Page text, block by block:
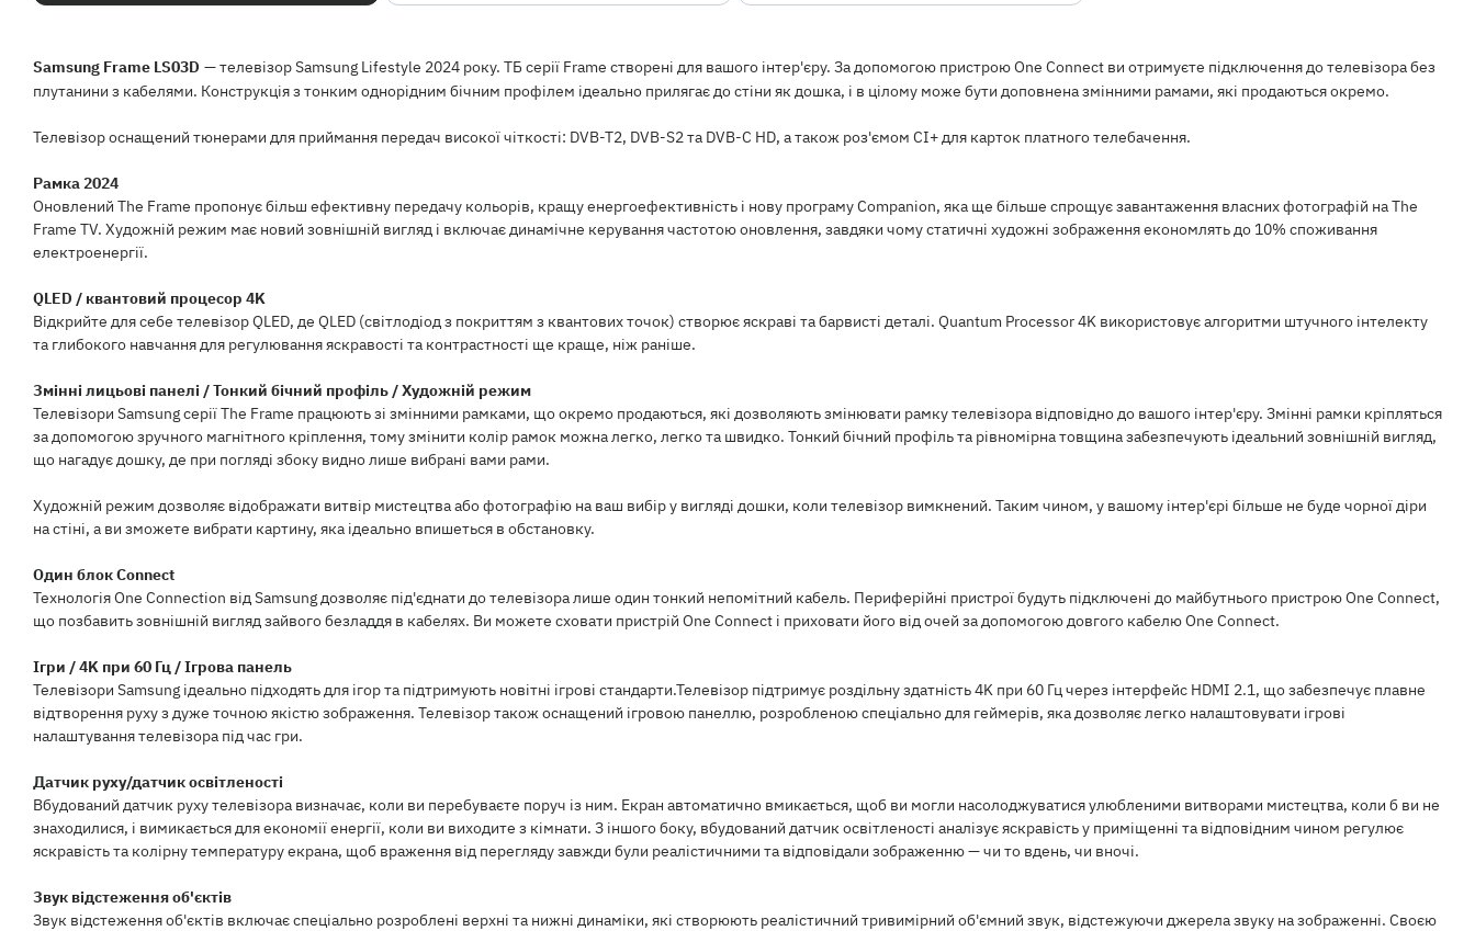
Samsung Frame LS03D — телевізор Samsung Lifestyle 2024 року. ТБ серії Frame створені для вашого інтер'єру. За допомогою пристрою One Connect ви отримуєте підключення до телевізора без
плутанини з кабелями. Конструкція з тонким однорідним бічним профілем ідеально прилягає до стіни як дошка, і в цілому може бути доповнена змінними рамами, які продаються окремо.
Телевізор оснащений тюнерами для приймання передач високої чіткості: DVB-T2, DVB-S2 та DVB-C HD, а також роз'ємом CI+ для карток платного телебачення.
Рамка 2024
Оновлений The Frame пропонує більш ефективну передачу кольорів, кращу енергоефективність і нову програму Companion, яка ще більше спрощує завантаження власних фотографій на The
Frame TV. Художній режим має новий зовнішній вигляд і включає динамічне керування частотою оновлення, завдяки чому статичні художні зображення економлять до 10% споживання
електроенергії.
QLED / квантовий процесор 4K
Відкрийте для себе телевізор QLED, де QLED (світлодіод з покриттям з квантових точок) створює яскраві та барвисті деталі. Quantum Processor 4K використовує алгоритми штучного інтелекту
та глибокого навчання для регулювання яскравості та контрастності ще краще, ніж раніше.
Змінні лицьові панелі / Тонкий бічний профіль / Художній режим
Телевізори Samsung серії The Frame працюють зі змінними рамками, що окремо продаються, які дозволяють змінювати рамку телевізора відповідно до вашого інтер'єру. Змінні рамки кріпляться
за допомогою зручного магнітного кріплення, тому змінити колір рамок можна легко, легко та швидко. Тонкий бічний профіль та рівномірна товщина забезпечують ідеальний зовнішній вигляд,
що нагадує дошку, де при погляді збоку видно лише вибрані вами рами.
Художній режим дозволяє відображати витвір мистецтва або фотографію на ваш вибір у вигляді дошки, коли телевізор вимкнений. Таким чином, у вашому інтер'єрі більше не буде чорної діри
на стіні, а ви зможете вибрати картину, яка ідеально впишеться в обстановку.
Один блок Connect
Технологія One Connection від Samsung дозволяє під'єднати до телевізора лише один тонкий непомітний кабель. Периферійні пристрої будуть підключені до майбутнього пристрою One Connect,
що позбавить зовнішній вигляд зайвого безладдя в кабелях. Ви можете сховати пристрій One Connect і приховати його від очей за допомогою довгого кабелю One Connect.
Ігри / 4K при 60 Гц / Ігрова панель
Телевізори Samsung ідеально підходять для ігор та підтримують новітні ігрові стандарти.Телевізор підтримує роздільну здатність 4K при 60 Гц через інтерфейс HDMI 2.1, що забезпечує плавне
відтворення руху з дуже точною якістю зображення. Телевізор також оснащений ігровою панеллю, розробленою спеціально для геймерів, яка дозволяє легко налаштовувати ігрові
налаштування телевізора під час гри.
Датчик руху/датчик освітленості
Вбудований датчик руху телевізора визначає, коли ви перебуваєте поруч із ним. Екран автоматично вмикається, щоб ви могли насолоджуватися улюбленими витворами мистецтва, коли б ви не
знаходилися, і вимикається для економії енергії, коли ви виходите з кімнати. З іншого боку, вбудований датчик освітленості аналізує яскравість у приміщенні та відповідним чином регулює
яскравість та колірну температуру екрана, щоб враження від перегляду завжди були реалістичними та відповідали зображенню — чи то вдень, чи вночі.
Звук відстеження об'єктів
Звук відстеження об'єктів включає спеціально розроблені верхні та нижні динаміки, які створюють реалістичний тривимірний об'ємний звук, відстежуючи джерела звуку на зображенні. Своєю